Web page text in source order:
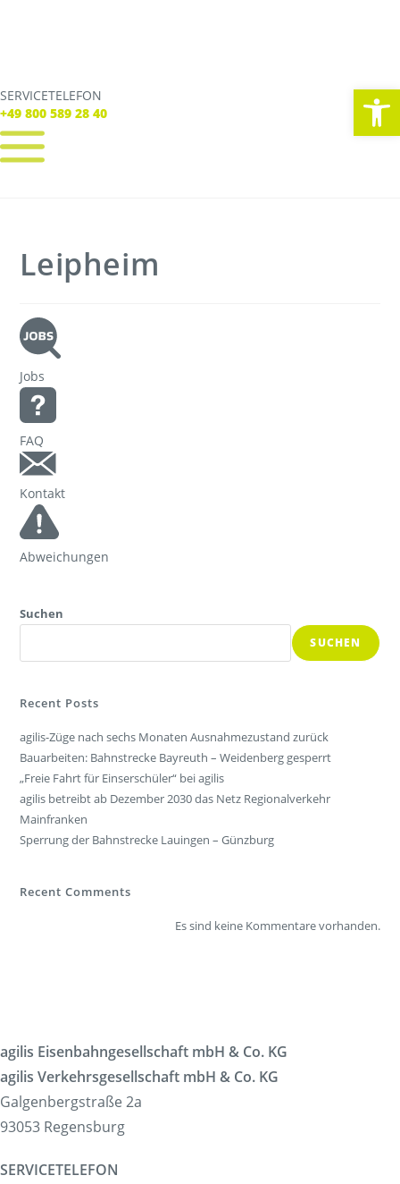
SERVICETELEFON
+49 800 589 28 40
SERVICE TELEFON
+49 800 589 28 40
Tickets
Freizeit
Leipheim
Jobs
FAQ
Kontakt
Abweichungen
Suchen
SUCHEN
Recent Posts
agilis-Züge nach sechs Monaten Ausnahmezustand zurück
Bauarbeiten: Bahnstrecke Bayreuth – Weidenberg gesperrt
„Freie Fahrt für Einserschüler“ bei agilis
agilis betreibt ab Dezember 2030 das Netz Regionalverkehr
Mainfranken
Sperrung der Bahnstrecke Lauingen – Günzburg
Recent Comments
Es sind keine Kommentare vorhanden.
agilis Eisenbahngesellschaft mbH & Co. KG
agilis Verkehrsgesellschaft mbH & Co. KG
Galgenbergstraße 2a
93053 Regensburg
SERVICETELEFON